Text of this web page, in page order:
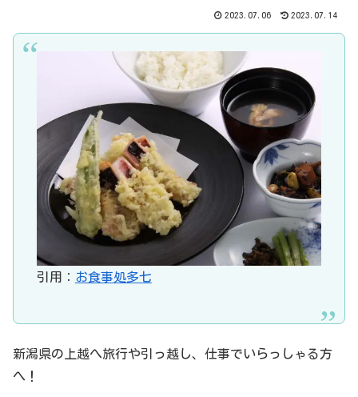
2023.07.06 2023.07.14
引用： お食事処多七
新潟県の上越へ旅行や引っ越し、仕事でいらっしゃる方
へ！